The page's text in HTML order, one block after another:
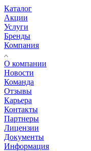
Каталог
Акции
Услуги
Бренды
Компания
О компании
Новости
Команда
Отзывы
Карьера
Контакты
Партнеры
Лицензии
Документы
Информация